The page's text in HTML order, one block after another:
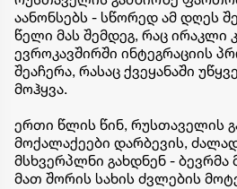
აანონსებს - სწორედ ამ დღეს
წელი მას შემდეგ, რაც ირაკლი
ევროკავშირში ინტეგრაციის
შეაჩერა, რასაც ქვეყანაში
მოჰყვა.
ერთი წლის წინ, რუსთაველის
მოქალაქეები დარბევის,
მსხვერპლნი გახდნენ - ბევრმა
მათ შორის სახის ძვლების